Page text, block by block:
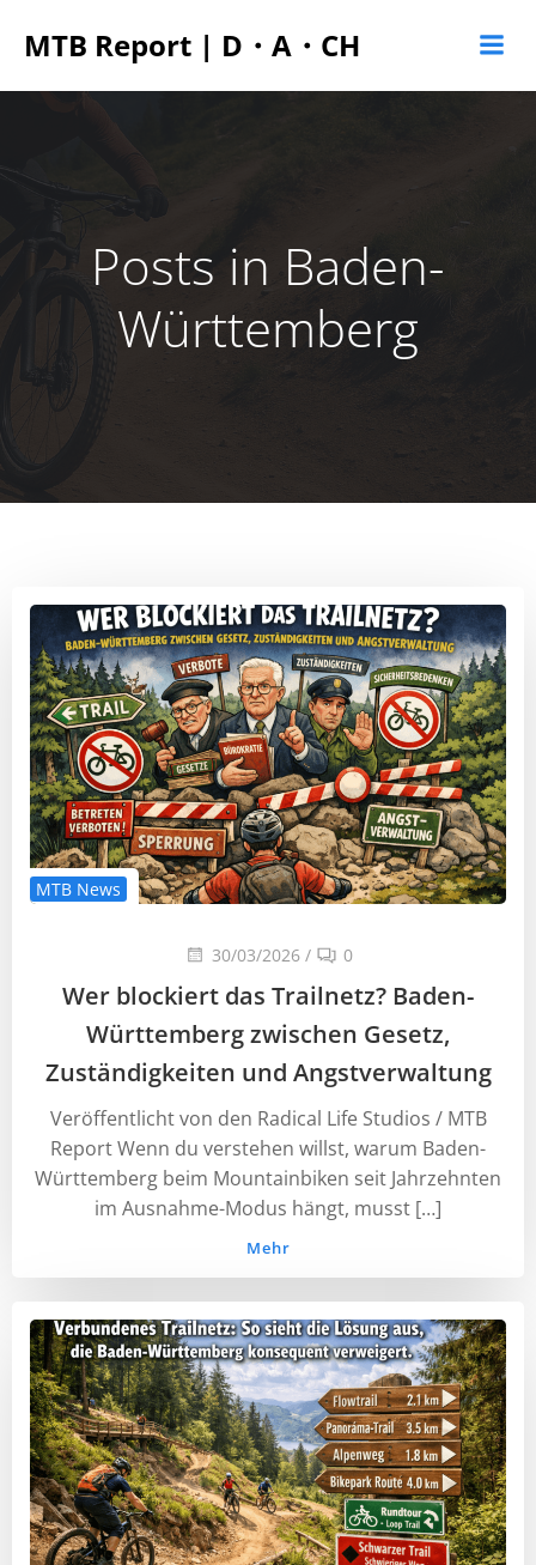
Inhalt
MTB Report | D・A・CH
Posts in Baden-
Württemberg
MTB News
30/03/2026 / 0
Wer blockiert das Trailnetz? Baden-
Württemberg zwischen Gesetz,
Zuständigkeiten und Angstverwaltung
Veröffentlicht von den ⁠Radical Life Studios⁠ / ⁠MTB
Report⁠ Wenn du verstehen willst, warum Baden-
Württemberg beim Mountainbiken seit Jahrzehnten
im Ausnahme-Modus hängt, musst […]
Mehr